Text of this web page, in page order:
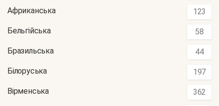
Африканська 123
Бельгійська 58
Бразильська 44
Білоруська 197
Вірменська 362